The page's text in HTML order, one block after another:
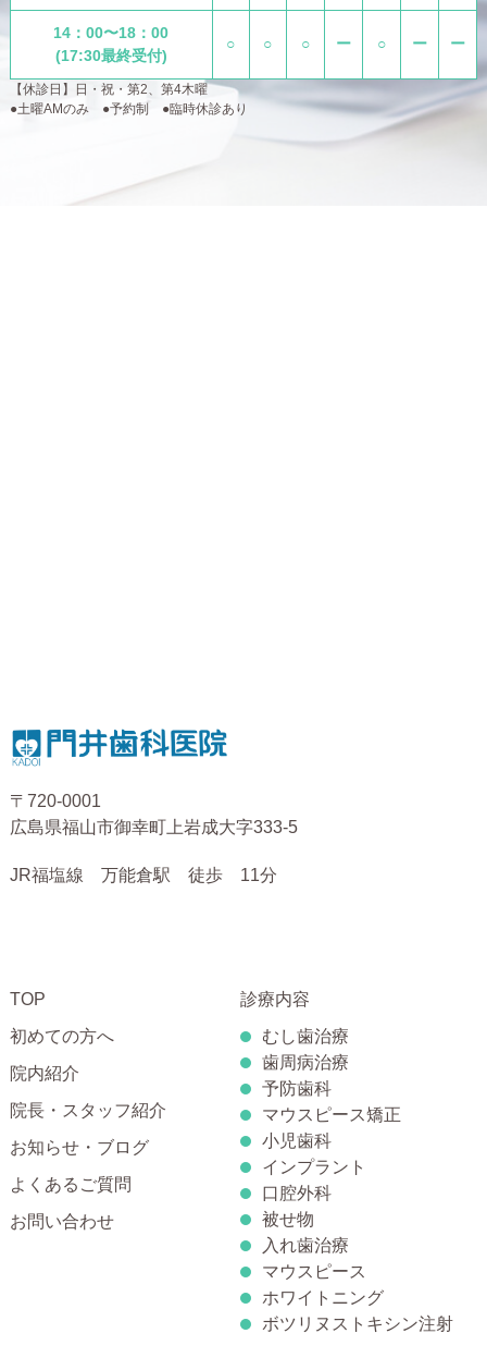
14：00〜18：00
(17:30最終受付)
○ ○ ○ ー ○ ー ー
【休診日】日・祝・第2、第4木曜
●土曜AMのみ ●予約制 ●臨時休診あり
〒720-0001
広島県福山市御幸町上岩成大字333-5
JR福塩線 万能倉駅 徒歩 11分
TOP
初めての方へ
院内紹介
院長・スタッフ紹介
お知らせ・ブログ
よくあるご質問
お問い合わせ
診療内容
むし歯治療
歯周病治療
予防歯科
マウスピース矯正
小児歯科
インプラント
口腔外科
被せ物
入れ歯治療
マウスピース
ホワイトニング
ボツリヌストキシン注射